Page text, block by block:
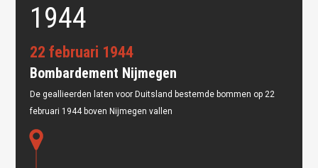
1944
22 februari 1944
Bombardement Nijmegen
De geallieerden laten voor Duitsland bestemde bommen op 22
februari 1944 boven Nijmegen vallen